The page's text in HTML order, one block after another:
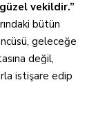
vekildir.”
bütün
geleceğe
değil,
istişare edip